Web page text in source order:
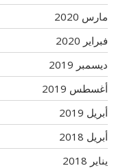
مارس 2020
فبراير 2020
ديسمبر 2019
أغسطس 2019
أبريل 2019
أبريل 2018
يناير 2018